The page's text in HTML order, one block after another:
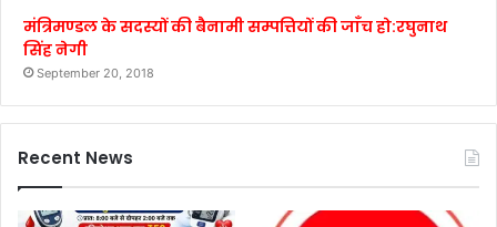
मंत्रिमण्डल के सदस्यों की बैनामी सम्पत्तियों की जाँच हो:रघुनाथ
सिंह नेगी
September 20, 2018
Recent News